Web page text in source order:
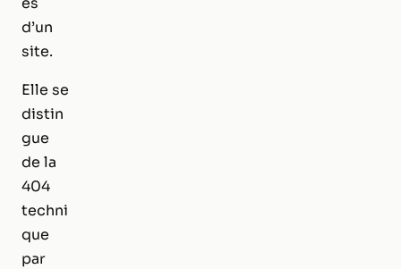
d’un
site.
Elle se
distin
gue
de la
404
techni
que
par